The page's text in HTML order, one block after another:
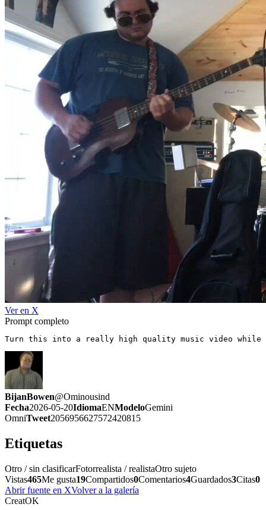
Ver en X
Prompt completo
Turn this into a really high quality music video while
BijanBowen@Ominousind
Fecha2026-05-20IdiomaENModeloGemini
OmniTweet2056956627572420815
Etiquetas
Otro / sin clasificarFotorrealista / realistaOtro sujeto
Vistas465Me gusta19Compartidos0Comentarios4Guardados3Citas0
Abrir fuente en XVolver a la galería
CreatOK